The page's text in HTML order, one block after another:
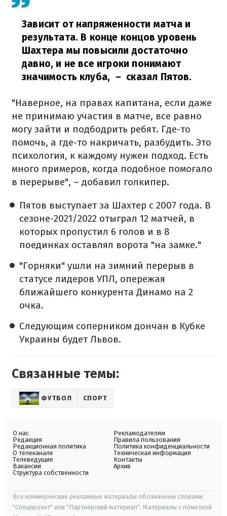
Зависит от напряженности матча и
результата. В конце концов уровень
Шахтера мы повысили достаточно
давно, и не все игроки понимают
значимость клуба, – сказал Пятов.
"Наверное, на правах капитана, если даже
не принимаю участия в матче, все равно
могу зайти и подбодрить ребят. Где-то
помочь, а где-то накричать, разбудить. Это
психология, к каждому нужен подход. Есть
много примеров, когда подобное помогало
в перерыве", – добавил голкипер.
Пятов выступает за Шахтер с 2007 года. В
сезоне-2021/2022 отыграл 12 матчей, в
которых пропустил 6 голов и в 8
поединках оставлял ворота "на замке."
"Горняки" ушли на зимний перерыв в
статусе лидеров УПЛ, опережая
ближайшего конкурента Динамо на 2
очка.
Следующим соперником дончан в Кубке
Украины будет Львов.
Связанные темы:
ФУТБОЛ СПОРТ
О нас
Редакция
Редакционная политика
О телеканале
Телеведущие
Вакансии
Структура собственности
Рекламодателям
Правила пользования
Политика конфиденциальности
Техническая информация
Контакты
Архив
Все коммерческие рекламные материалы обозначены словами
"Спецпроект" или "Партнерский материал". Материалы с пометкой